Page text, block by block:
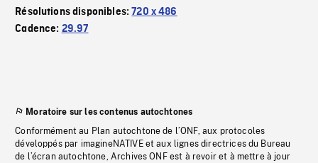
Résolutions disponibles:720 x 486
Cadence: 29.97
Moratoire sur les contenus autochtones
Conformément au Plan autochtone de l’ONF, aux protocoles
développés par imagineNATIVE et aux lignes directrices du Bureau
de l’écran autochtone, Archives ONF est à revoir et à mettre à jour